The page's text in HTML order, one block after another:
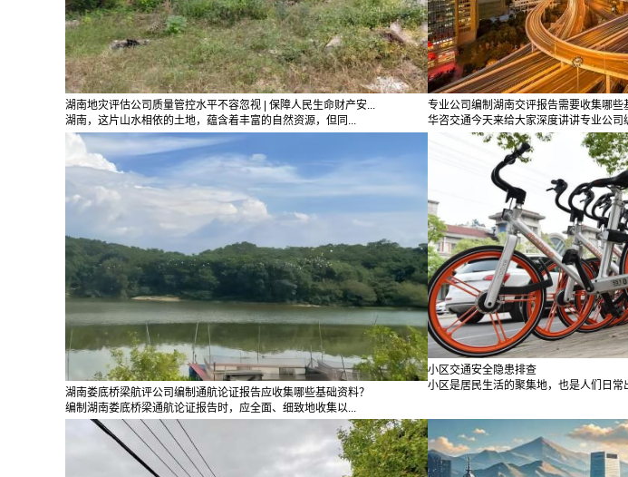
湖南地灾评估公司质量管控水平不容忽视 | 保障人民生命财产安...
湖南，这片山水相依的土地，蕴含着丰富的自然资源，但同...
专业公司编制湖南交评报告需要收集哪些
华咨交通今天来给大家深度讲讲专业公司
湖南娄底桥梁航评公司编制通航论证报告应收集哪些基础资料？
编制湖南娄底桥梁通航论证报告时，应全面、细致地收集以...
小区交通安全隐患排查
小区是居民生活的聚集地，也是人们日常